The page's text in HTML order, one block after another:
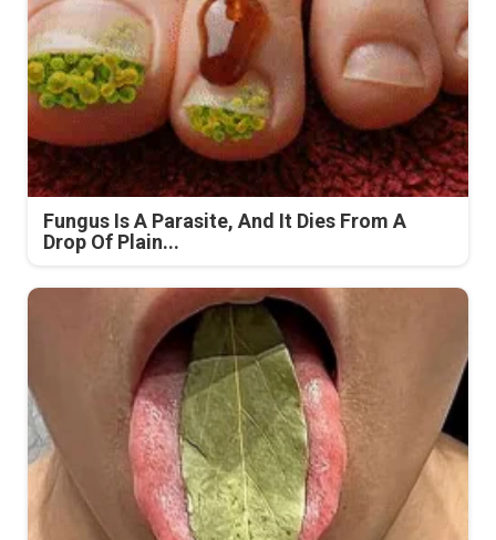
Fungus Is A Parasite, And It Dies From A
Drop Of Plain...